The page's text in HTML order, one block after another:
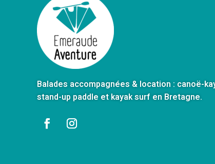
Balades accompagnées & location : canoë-
stand-up paddle et kayak surf en Bretagne.